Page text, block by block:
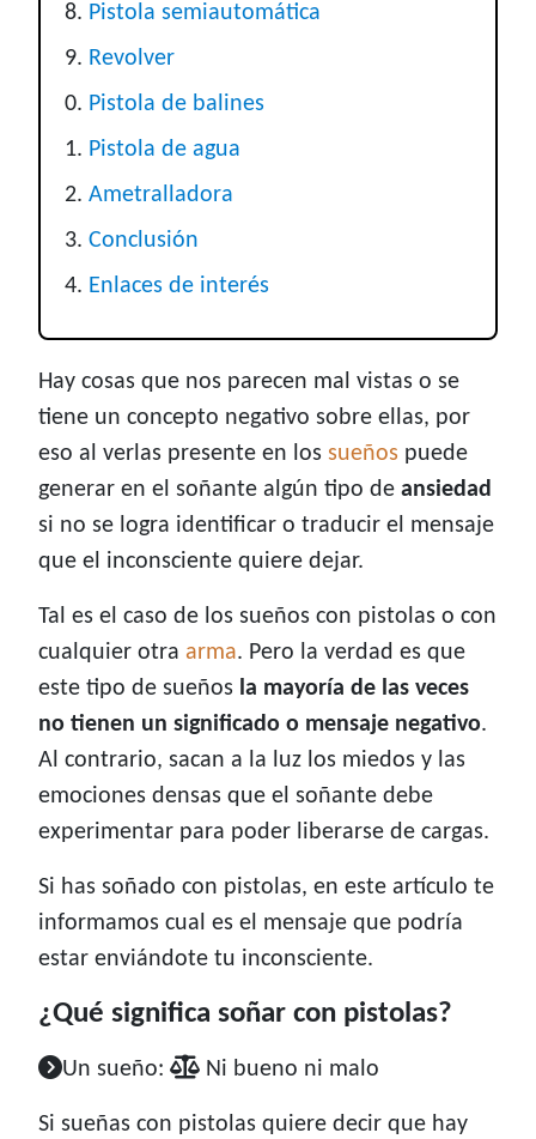
Pistola semiautomática
Revolver
Pistola de balines
Pistola de agua
Ametralladora
Conclusión
Enlaces de interés
Hay cosas que nos parecen mal vistas o se
tiene un concepto negativo sobre ellas, por
eso al verlas presente en los sueños puede
generar en el soñante algún tipo de ansiedad
si no se logra identificar o traducir el mensaje
que el inconsciente quiere dejar.
Tal es el caso de los sueños con pistolas o con
cualquier otra arma. Pero la verdad es que
este tipo de sueños la mayoría de las veces
no tienen un significado o mensaje negativo.
Al contrario, sacan a la luz los miedos y las
emociones densas que el soñante debe
experimentar para poder liberarse de cargas.
Si has soñado con pistolas, en este artículo te
informamos cual es el mensaje que podría
estar enviándote tu inconsciente.
¿Qué significa soñar con pistolas?
Un sueño: Ni bueno ni malo
Si sueñas con pistolas quiere decir que hay